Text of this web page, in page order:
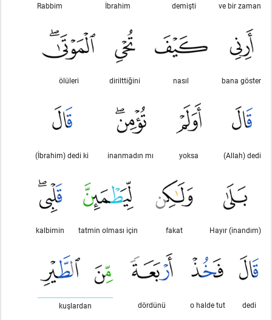
ve bir zaman
demişti
İbrahim
Rabbim
bana göster
nasıl
dirilttiğini
ölüleri
(Allah) dedi
yoksa
inanmadın mı
(İbrahim) dedi ki
Hayır (inandım)
fakat
tatmin olması için
kalbimin
dedi
o halde tut
dördünü
kuşlardan